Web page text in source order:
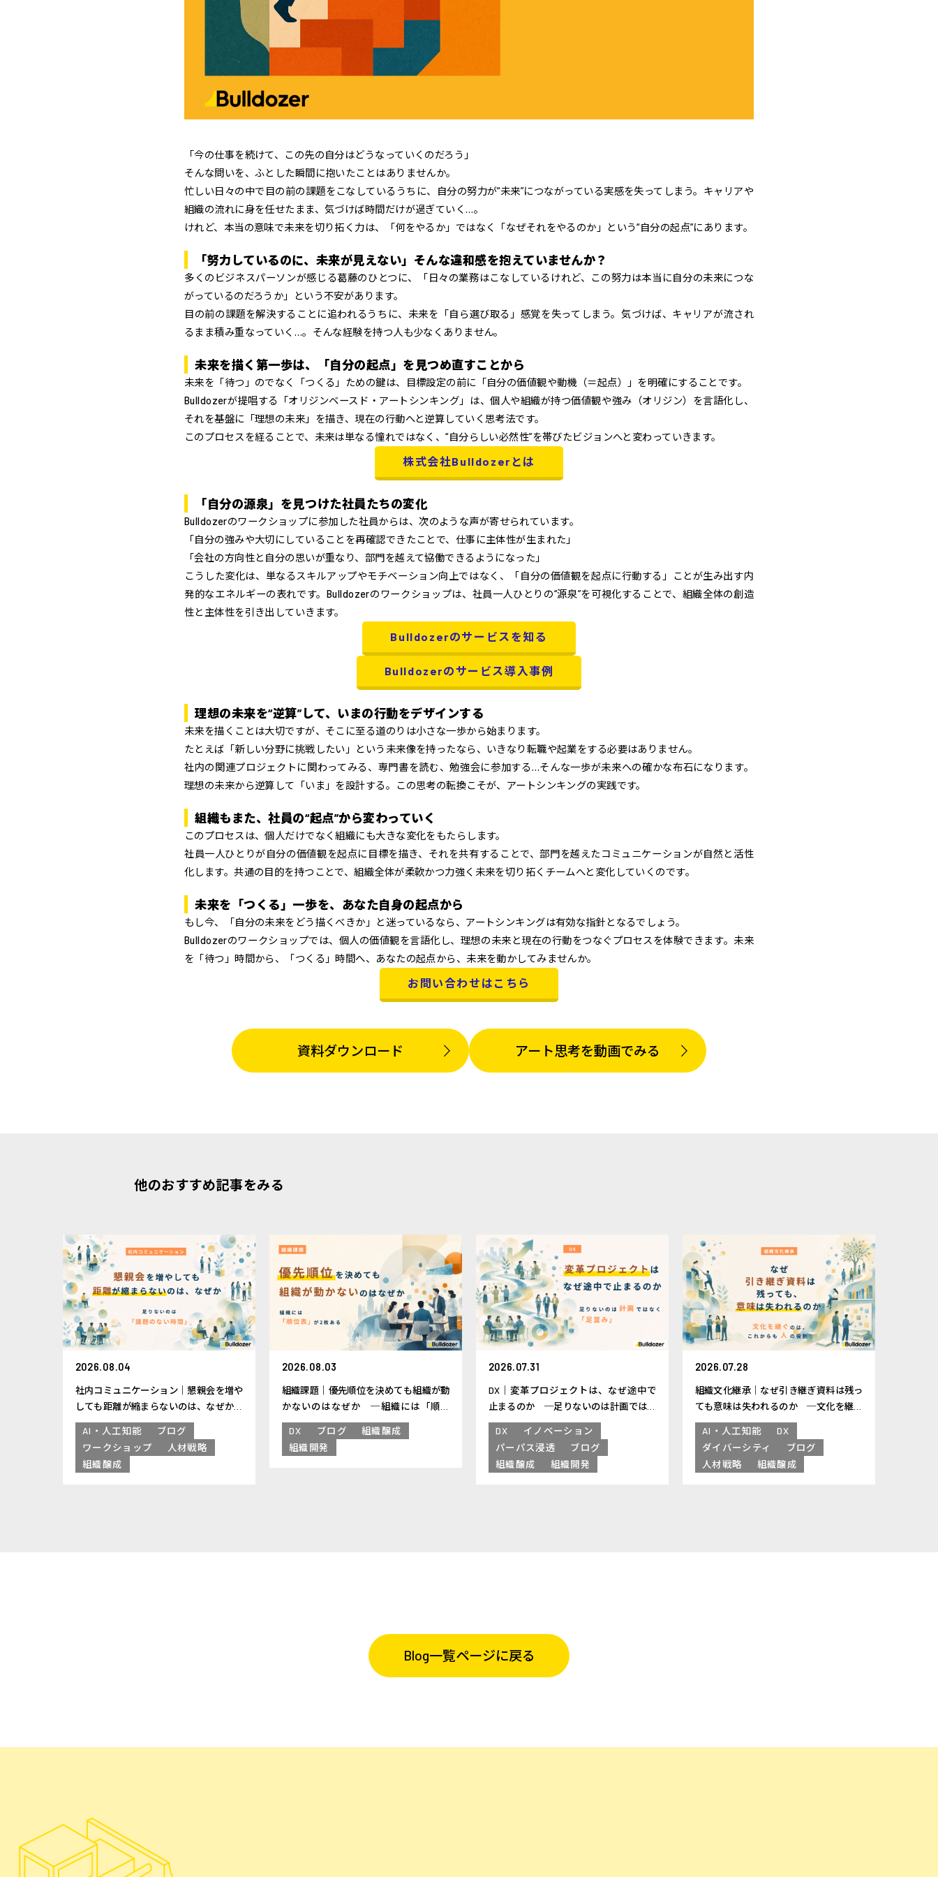
「今の仕事を続けて、この先の自分はどうなっていくのだろう」
そんな問いを、ふとした瞬間に抱いたことはありませんか。
忙しい日々の中で目の前の課題をこなしているうちに、自分の努力が“未来”につながっている実感を失ってしまう。キャリアや
組織の流れに身を任せたまま、気づけば時間だけが過ぎていく…。
けれど、本当の意味で未来を切り拓く力は、「何をやるか」ではなく「なぜそれをやるのか」という“自分の起点”にあります。
「努力しているのに、未来が見えない」そんな違和感を抱えていませんか？
多くのビジネスパーソンが感じる葛藤のひとつに、「日々の業務はこなしているけれど、この努力は本当に自分の未来につな
がっているのだろうか」という不安があります。
目の前の課題を解決することに追われるうちに、未来を「自ら選び取る」感覚を失ってしまう。気づけば、キャリアが流され
るまま積み重なっていく…。そんな経験を持つ人も少なくありません。
未来を描く第一歩は、「自分の起点」を見つめ直すことから
未来を「待つ」のでなく「つくる」ための鍵は、目標設定の前に「自分の価値観や動機（＝起点）」を明確にすることです。
Bulldozerが提唱する「オリジンベースド・アートシンキング」は、個人や組織が持つ価値観や強み（オリジン）を言語化し、
それを基盤に「理想の未来」を描き、現在の行動へと逆算していく思考法です。
このプロセスを経ることで、未来は単なる憧れではなく、“自分らしい必然性”を帯びたビジョンへと変わっていきます。
株式会社Bulldozerとは
「自分の源泉」を見つけた社員たちの変化
Bulldozerのワークショップに参加した社員からは、次のような声が寄せられています。
「自分の強みや大切にしていることを再確認できたことで、仕事に主体性が生まれた」
「会社の方向性と自分の思いが重なり、部門を越えて協働できるようになった」
こうした変化は、単なるスキルアップやモチベーション向上ではなく、「自分の価値観を起点に行動する」ことが生み出す内
発的なエネルギーの表れです。Bulldozerのワークショップは、社員一人ひとりの“源泉”を可視化することで、組織全体の創造
性と主体性を引き出していきます。
Bulldozerのサービスを知る
Bulldozerのサービス導入事例
理想の未来を“逆算”して、いまの行動をデザインする
未来を描くことは大切ですが、そこに至る道のりは小さな一歩から始まります。
たとえば「新しい分野に挑戦したい」という未来像を持ったなら、いきなり転職や起業をする必要はありません。
社内の関連プロジェクトに関わってみる、専門書を読む、勉強会に参加する…そんな一歩が未来への確かな布石になります。
理想の未来から逆算して「いま」を設計する。この思考の転換こそが、アートシンキングの実践です。
組織もまた、社員の“起点”から変わっていく
このプロセスは、個人だけでなく組織にも大きな変化をもたらします。
社員一人ひとりが自分の価値観を起点に目標を描き、それを共有することで、部門を越えたコミュニケーションが自然と活性
化します。共通の目的を持つことで、組織全体が柔軟かつ力強く未来を切り拓くチームへと変化していくのです。
未来を「つくる」一歩を、あなた自身の起点から
もし今、「自分の未来をどう描くべきか」と迷っているなら、アートシンキングは有効な指針となるでしょう。
Bulldozerのワークショップでは、個人の価値観を言語化し、理想の未来と現在の行動をつなぐプロセスを体験できます。未来
を「待つ」時間から、「つくる」時間へ、あなたの起点から、未来を動かしてみませんか。
お問い合わせはこちら
資料ダウンロード アート思考を動画でみる
他のおすすめ記事をみる
2026.08.04
社内コミュニケーション｜懇親会を増や
しても距離が縮まらないのは、なぜか
─足りないのは「議題のない時間」
AI・人工知能
ブログ
ワークショップ
人材戦略
組織醸成
2026.08.03
組織課題｜優先順位を決めても組織が動
かないのはなぜか ─組織には「順位
表」が2枚ある
DX ブログ
組織醸成
組織開発
2026.07.31
DX｜変革プロジェクトは、なぜ途中で
止まるのか ─足りないのは計画ではな
く「足並み」
DX
イノベーション
パーパス浸透
ブログ
組織醸成
組織開発
2026.07.28
組織文化継承｜なぜ引き継ぎ資料は残っ
ても意味は失われるのか ─文化を継ぐ
のは、これからも人の役割
AI・人工知能
DX
ダイバーシティ
ブログ
人材戦略
組織醸成
Blog一覧ページに戻る